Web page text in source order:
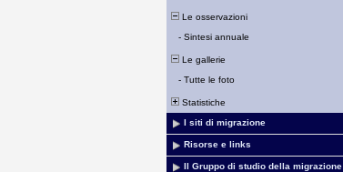
Le osservazioni
- Sintesi annuale
Le gallerie
- Tutte le foto
Statistiche
I siti di migrazione
Risorse e links
Il Gruppo di studio della migrazione